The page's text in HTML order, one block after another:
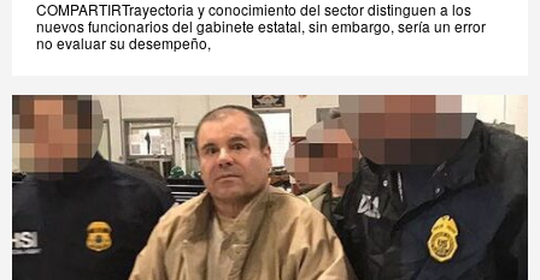
COMPARTIRTrayectoria y conocimiento del sector distinguen a los
nuevos funcionarios del gabinete estatal, sin embargo, sería un error
no evaluar su desempeño,